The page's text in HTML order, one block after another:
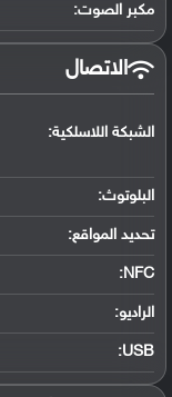
مكبر الصوت:
الاتصال
الشبكة اللاسلكية:
البلوتوث:
تحديد المواقع:
NFC
:
الراديو:
USB
: